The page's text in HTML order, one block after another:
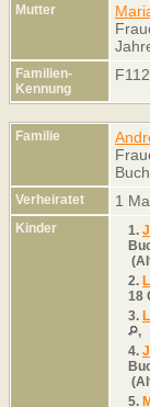
Mutter
Familien-
Kennung
Familie
Verheiratet 1
Kinder 1.
2.
18
3.
,
4.
5.